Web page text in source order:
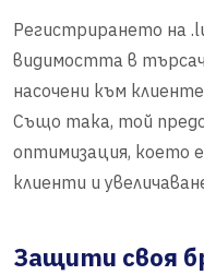
Регистрирането на
видимостта в
насочени към
Също така, той
оптимизация, което
клиенти и
Защити своя